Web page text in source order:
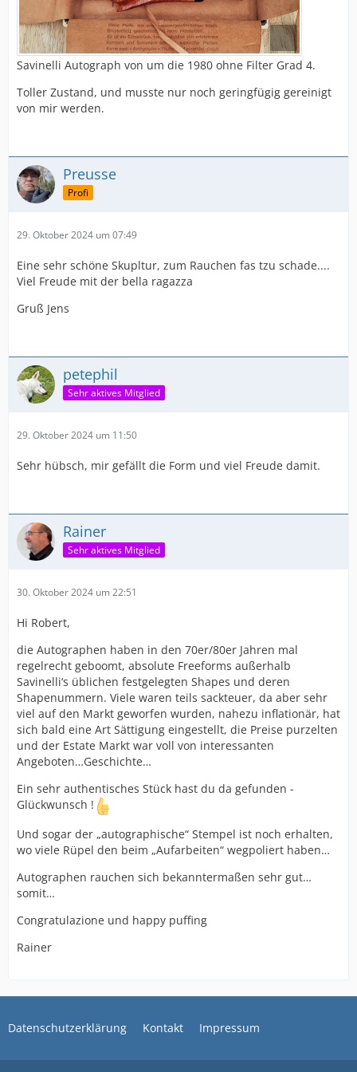
Savinelli Autograph von um die 1980 ohne Filter Grad 4.
Toller Zustand, und musste nur noch geringfügig gereinigt
von mir werden.
Preusse
Profi
29. Oktober 2024 um 07:49
Eine sehr schöne Skupltur, zum Rauchen fas tzu schade....
Viel Freude mit der bella ragazza
Gruß Jens
petephil
Sehr aktives Mitglied
29. Oktober 2024 um 11:50
Sehr hübsch, mir gefällt die Form und viel Freude damit.
Rainer
Sehr aktives Mitglied
30. Oktober 2024 um 22:51
Hi Robert,
die Autographen haben in den 70er/80er Jahren mal
regelrecht geboomt, absolute Freeforms außerhalb
Savinelli‘s üblichen festgelegten Shapes und deren
Shapenummern. Viele waren teils sackteuer, da aber sehr
viel auf den Markt geworfen wurden, nahezu inflationär, hat
sich bald eine Art Sättigung eingestellt, die Preise purzelten
und der Estate Markt war voll von interessanten
Angeboten…Geschichte…
Ein sehr authentisches Stück hast du da gefunden -
Glückwunsch !
Und sogar der „autographische“ Stempel ist noch erhalten,
wo viele Rüpel den beim „Aufarbeiten“ wegpoliert haben…
Autographen rauchen sich bekanntermaßen sehr gut…
somit…
Congratulazione und happy puffing
Rainer
Datenschutzerklärung Kontakt Impressum